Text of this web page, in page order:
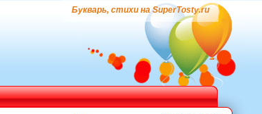
Букварь, стихи на SuperTosty.ru